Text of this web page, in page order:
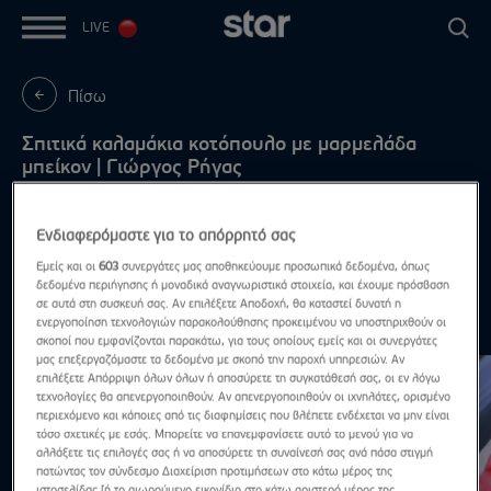
LIVE
Πίσω
Σπιτικά καλαμάκια κοτόπουλο με μαρμελάδα
μπείκον | Γιώργος Ρήγας
Συνταγές Δες τα όλα
Ενδιαφερόμαστε για το απόρρητό σας
Εμείς και οι603 συνεργάτες μας αποθηκεύουμε προσωπικά δεδομένα, όπως
δεδομένα περιήγησης ή μοναδικά αναγνωριστικά στοιχεία, και έχουμε πρόσβαση
σε αυτά στη συσκευή σας. Αν επιλέξετε Αποδοχή, θα καταστεί δυνατή η
ενεργοποίηση τεχνολογιών παρακολούθησης προκειμένου να υποστηριχθούν οι
σκοποί που εμφανίζονται παρακάτω, για τους οποίους εμείς και οι συνεργάτες
μας επεξεργαζόμαστε τα δεδομένα με σκοπό την παροχή υπηρεσιών. Αν
επιλέξετε Απόρριψη όλων όλων ή αποσύρετε τη συγκατάθεσή σας, οι εν λόγω
τεχνολογίες θα απενεργοποιηθούν. Αν απενεργοποιηθούν οι ιχνηλάτες, ορισμένο
περιεχόμενο και κάποιες από τις διαφημίσεις που βλέπετε ενδέχεται να μην είναι
τόσο σχετικές με εσάς. Μπορείτε να επανεμφανίσετε αυτό το μενού για να
αλλάξετε τις επιλογές σας ή να αποσύρετε τη συναίνεσή σας ανά πάσα στιγμή
πατώντας τον σύνδεσμο Διαχείριση προτιμήσεων στο κάτω μέρος της